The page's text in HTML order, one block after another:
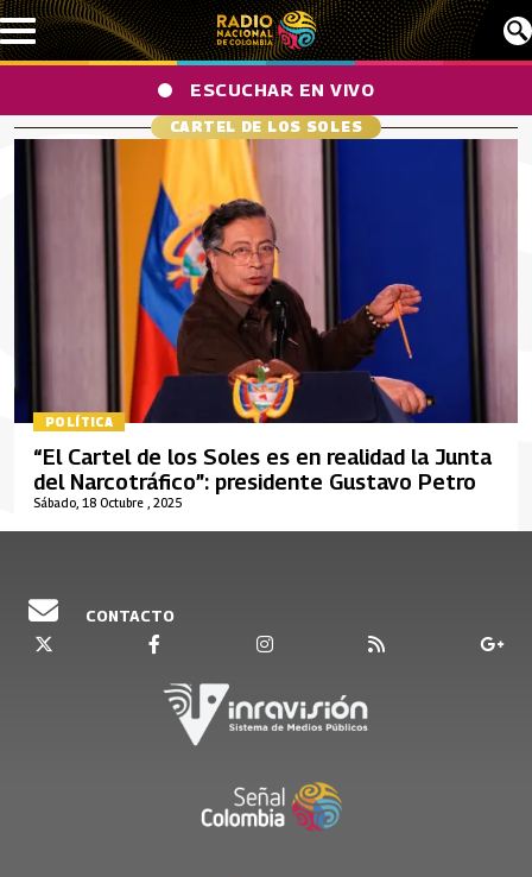
Pasar al contenido principal
ESCUCHAR EN VIVO
CARTEL DE LOS SOLES
POLÍTICA
Sábado, 18 Octubre , 2025
“El Cartel de los Soles es en realidad la Junta
del Narcotráfico”: presidente Gustavo Petro
CONTACTO